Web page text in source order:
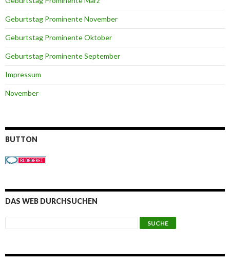
Geburtstag Prominente November
Geburtstag Prominente Oktober
Geburtstag Prominente September
Impressum
November
BUTTON
DAS WEB DURCHSUCHEN